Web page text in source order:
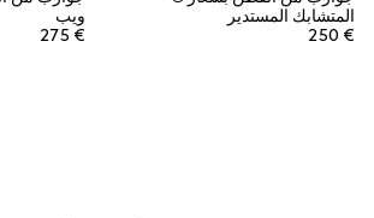
المتشابك المستدير
€ 250
ويب
€ 275